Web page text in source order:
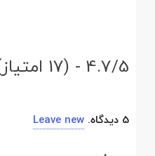
4.7/5 - (17 امتیاز)
5 دیدگاه.
Leave new